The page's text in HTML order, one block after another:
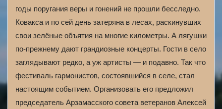
годы поругания веры и гонений не прошли бесследно.
Ковакса и по сей день затеряна в лесах, раскинувших
свои зелёные объятия на многие километры. А лягушки
по-прежнему дают грандиозные концерты. Гости в село
заглядывают редко, а уж артисты — и подавно. Так что
фестиваль гармонистов, состоявшийся в селе, стал
настоящим событием. Организовать его предложил
председатель Арзамасского совета ветеранов Алексей